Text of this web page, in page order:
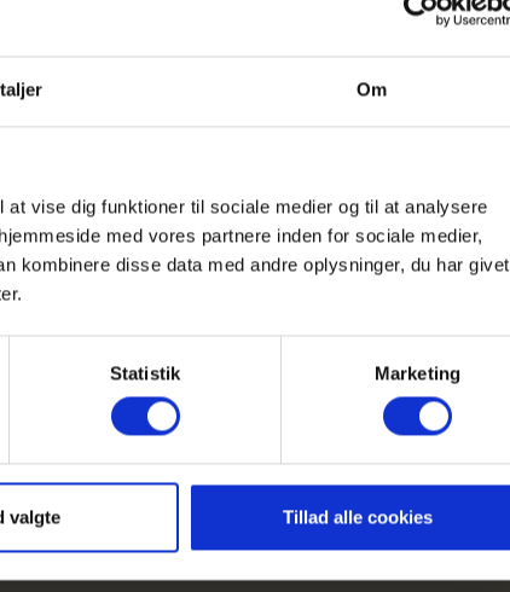
Om
vise dig funktioner til sociale medier og til at analysere
med vores partnere inden for sociale medier,
kombinere disse data med andre oplysninger, du har givet
Statistik Marketing
valgte Tillad alle cookies